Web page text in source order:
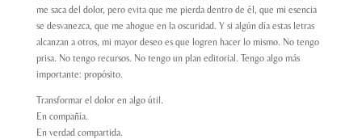
me saca del dolor, pero evita que me pierda dentro de él, que mi esencia
se desvanezca, que me ahogue en la oscuridad. Y si algún día estas letras
alcanzan a otros, mi mayor deseo es que logren hacer lo mismo. No tengo
prisa. No tengo recursos. No tengo un plan editorial. Tengo algo más
importante: propósito.
Transformar el dolor en algo útil.
En compañía.
En verdad compartida.